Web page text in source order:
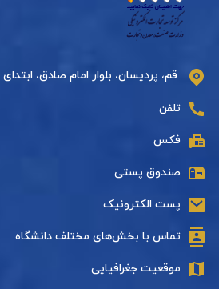
قم، پردیسان، بلوار امام صادق، ابتدای
تلفن
فکس
صندوق پستی
پست الکترونیک
تماس با بخش‌های مختلف دانشگاه
موقعیت جغرافیایی